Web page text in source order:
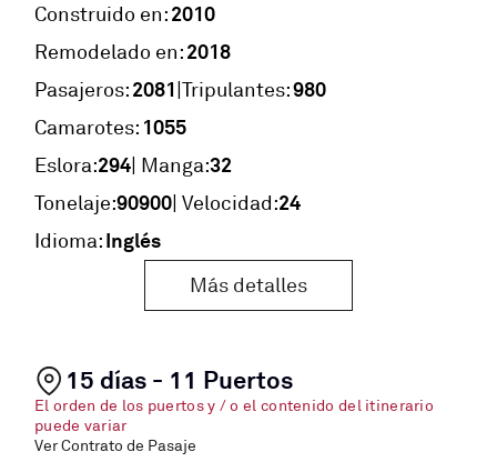
Construido en:2010
Remodelado en:2018
Pasajeros:2081|Tripulantes:980
Camarotes: 1055
Eslora:294| Manga:32
Tonelaje:90900| Velocidad:24
Idioma:Inglés
Más detalles
15 días - 11 Puertos
El orden de los puertos y / o el contenido del itinerario
puede variar
Ver Contrato de Pasaje